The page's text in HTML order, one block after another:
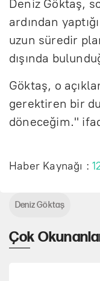
Deniz Göktaş,
ardından
uzun süredir
dışında
Göktaş, o
gerektiren bir
döneceğim."
Haber Kaynağı :
Çok
Deniz Göktaş